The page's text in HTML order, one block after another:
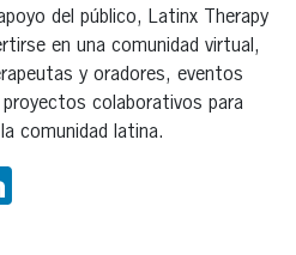
del público, Latinx Therapy
en una comunidad virtual,
y oradores, eventos
colaborativos para
comunidad latina.